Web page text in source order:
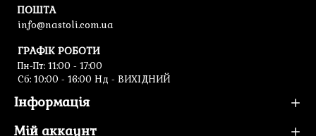
ПОШТА
info@nastoli.com.ua
ГРАФІК РОБОТИ
Пн-Пт: 11:00 - 17:00
Cб: 10:00 - 16:00 Нд - ВИХІДНИЙ
Інформація
Мій аккаунт